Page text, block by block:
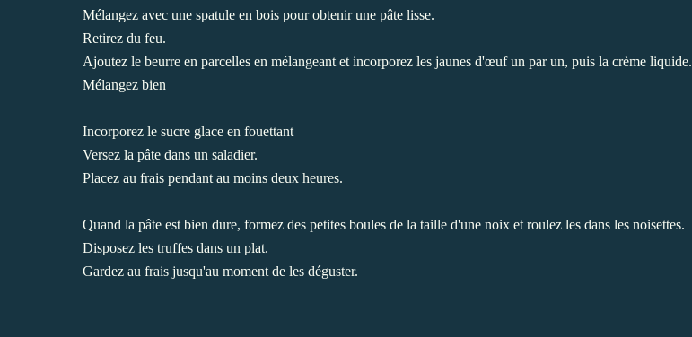
Mélangez avec une spatule en bois pour obtenir une pâte lisse.
Retirez du feu.
Ajoutez le beurre en parcelles en mélangeant et incorporez les jaunes d'œuf un par un, puis la crème liquide.
Mélangez bien
Incorporez le sucre glace en fouettant
Versez la pâte dans un saladier.
Placez au frais pendant au moins deux heures.
Quand la pâte est bien dure, formez des petites boules de la taille d'une noix et roulez les dans les noisettes.
Disposez les truffes dans un plat.
Gardez au frais jusqu'au moment de les déguster.